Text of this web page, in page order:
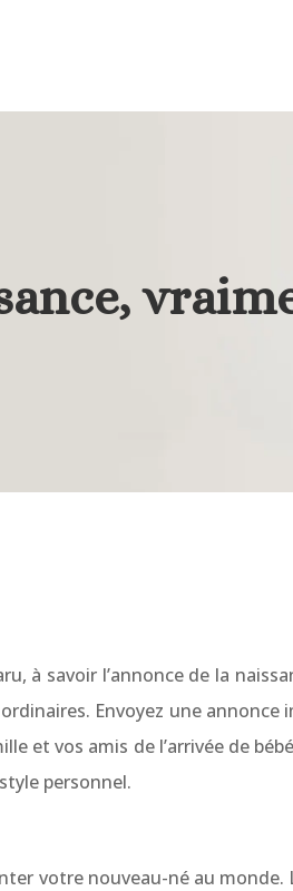
à savoir l’annonce de la
Envoyez une
et vos amis de l’arrivée de
personnel.
votre nouveau-né au